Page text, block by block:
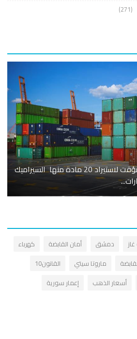
قرار حكومي بوقف مؤقت لاستيراد 20 مادة منها السيراميك
دمشق أمان القابضة
كهرباء
ماروتا سيتي
القانون10
الذهب
إعمار سورية